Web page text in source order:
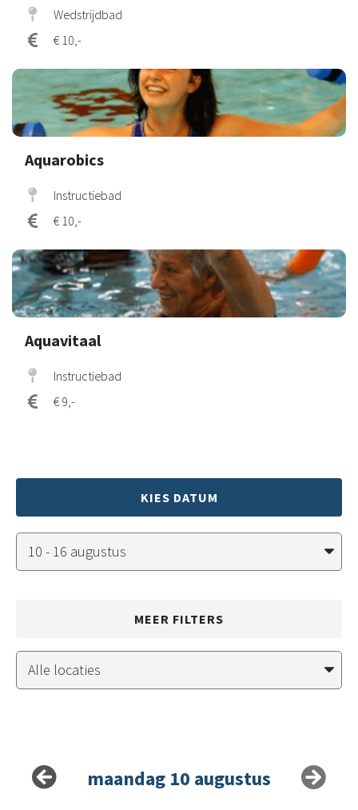
Wedstrijdbad
€ 10,-
Aquarobics
Instructiebad
€ 10,-
Aquavitaal
Instructiebad
€ 9,-
KIES DATUM
MEER FILTERS
maandag 10 augustus